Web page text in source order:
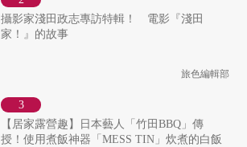
攝影家淺田政志專訪特輯！ 電影『淺田
家！』的故事
旅色編輯部
【居家露營趣】日本藝人「竹田BBQ」傳
授！使用煮飯神器「MESS TIN」炊煮的白飯